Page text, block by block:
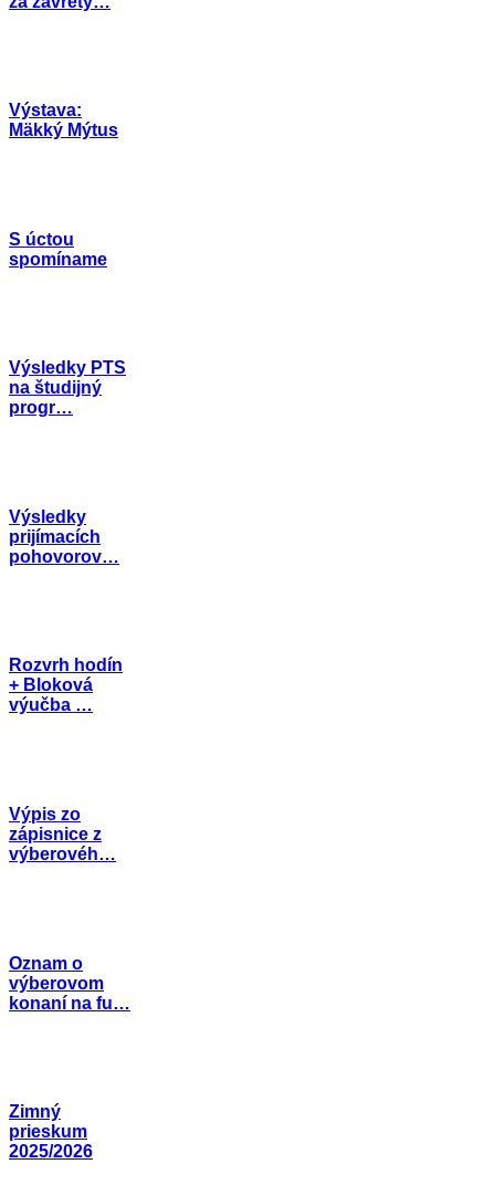
Výstava:
Mäkký Mýtus
S úctou
spomíname
Výsledky PTS
na študijný
progr…
Výsledky
prijímacích
pohovorov…
Rozvrh hodín
+ Bloková
výučba …
Výpis zo
zápisnice z
výberovéh…
Oznam o
výberovom
konaní na fu…
Zimný
prieskum
2025/2026